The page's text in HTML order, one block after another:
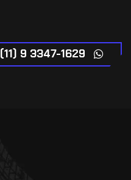
(11) 9 3347-1629